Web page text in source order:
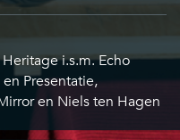
i.s.m. Echo
en Presentatie,
en Niels ten Hagen